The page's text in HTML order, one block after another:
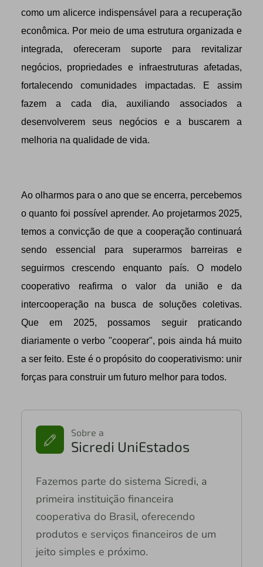
como um alicerce indispensável para a recuperação
econômica. Por meio de uma estrutura organizada e
integrada, ofereceram suporte para revitalizar
negócios, propriedades e infraestruturas afetadas,
fortalecendo comunidades impactadas. E assim
fazem a cada dia, auxiliando associados a
desenvolverem seus negócios e a buscarem a
melhoria na qualidade de vida.
Ao olharmos para o ano que se encerra, percebemos
o quanto foi possível aprender. Ao projetarmos 2025,
temos a convicção de que a cooperação continuará
sendo essencial para superarmos barreiras e
seguirmos crescendo enquanto país. O modelo
cooperativo reafirma o valor da união e da
intercooperação na busca de soluções coletivas.
Que em 2025, possamos seguir praticando
diariamente o verbo "cooperar", pois ainda há muito
a ser feito. Este é o propósito do cooperativismo: unir
forças para construir um futuro melhor para todos.
Sobre a
Sicredi UniEstados
Fazemos parte do sistema Sicredi, a
primeira instituição financeira
cooperativa do Brasil, oferecendo
produtos e serviços financeiros de um
jeito simples e próximo.